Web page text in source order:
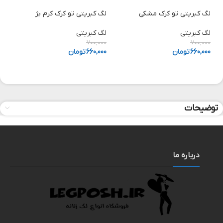
لگ کبریتی تو کرک مشکی
لگ کبریتی
700,000
660,000تومان
لگ کبریتی تو کرک کرم بژ
لگ کبریتی
700,000
660,000تومان
توضیحات
درباره ما